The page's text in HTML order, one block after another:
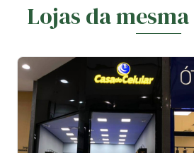
Lojas da